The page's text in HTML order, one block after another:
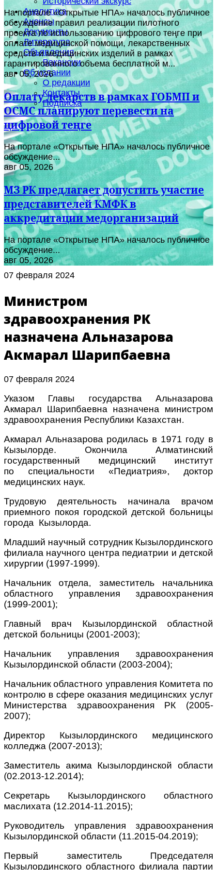
Аналитика
Анонсы
Документы
Литература
Объявления
Вакансии
Об издании
О редакции
Контакты
Подписка
На портале «Открытые НПА» началось публичное
обсуждение правил реализации пилотного
проекта по использованию цифрового теңге при
оплате медицинской помощи, лекарственных
средств и медицинских изделий в рамках
гарантированного объема бесплатной м...
авг 05, 2026
Оплату лекарств в рамках ГОБМП и
ОСМС планируют перевести на
цифровой теңге
На портале «Открытые НПА» началось публичное
обсуждение...
авг 05, 2026
МЗ РК предлагает допустить участие
представителей КМФК в
аккредитации медорганизаций
На портале «Открытые НПА» началось публичное
обсуждение...
авг 05, 2026
07 февраля 2024
Министром
здравоохранения РК
назначена Альназарова
Акмарал Шарипбаевна
07 февраля 2024
Указом Главы государства Альназарова
Акмарал Шарипбаевна назначена министром
здравоохранения Республики Казахстан.
Акмарал Альназарова родилась в 1971 году в
Кызылорде. Окончила Алматинский
государственный медицинский институт
по специальности «Педиатрия», доктор
медицинских наук.
Трудовую деятельность начинала врачом
приемного покоя городской детской больницы
города Кызылорда.
Младший научный сотрудник Кызылординского
филиала научного центра педиатрии и детской
хирургии (1997-1999).
Начальник отдела, заместитель начальника
областного управления здравоохранения
(1999-2001);
Главный врач Кызылординской областной
детской больницы (2001-2003);
Начальник управления здравоохранения
Кызылординской области (2003-2004);
Начальник областного управления Комитета по
контролю в сфере оказания медицинских услуг
Министерства здравоохранения РК (2005-
2007);
Директор Кызылординского медицинского
колледжа (2007-2013);
Заместитель акима Кызылординской области
(02.2013-12.2014);
Секретарь Кызылординского областного
маслихата (12.2014-11.2015);
Руководитель управления здравоохранения
Кызылординской области (11.2015-04.2019);
Первый заместитель Председателя
Кызылординского областного филиала партии